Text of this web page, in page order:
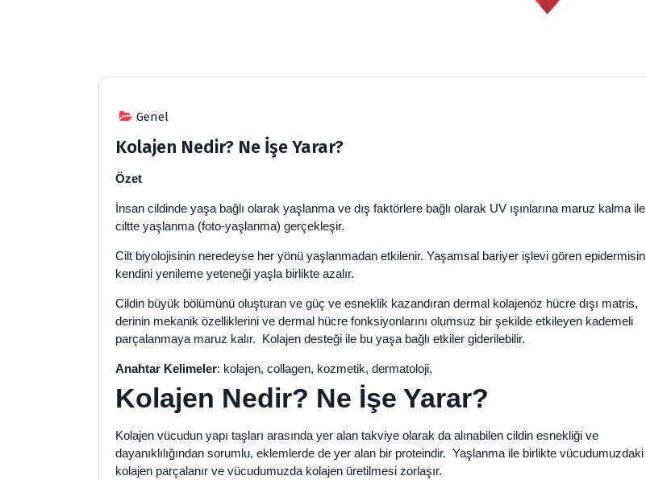
Genel
Kolajen Nedir? Ne İşe Yarar?
Özet
İnsan cildinde yaşa bağlı olarak yaşlanma ve dış faktörlere bağlı olarak UV ışınlarına maruz kalma ile
ciltte yaşlanma (foto-yaşlanma) gerçekleşir.
Cilt biyolojisinin neredeyse her yönü yaşlanmadan etkilenir. Yaşamsal bariyer işlevi gören epidermisin
kendini yenileme yeteneği yaşla birlikte azalır.
Cildin büyük bölümünü oluşturan ve güç ve esneklik kazandıran dermal kolajenöz hücre dışı matris,
derinin mekanik özelliklerini ve dermal hücre fonksiyonlarını olumsuz bir şekilde etkileyen kademeli
parçalanmaya maruz kalır. Kolajen desteği ile bu yaşa bağlı etkiler giderilebilir.
Anahtar Kelimeler: kolajen, collagen, kozmetik, dermatoloji,
Kolajen Nedir? Ne İşe Yarar?
Kolajen vücudun yapı taşları arasında yer alan takviye olarak da alınabilen cildin esnekliği ve
dayanıklılığından sorumlu, eklemlerde de yer alan bir proteindir. Yaşlanma ile birlikte vücudumuzdaki
kolajen parçalanır ve vücudumuzda kolajen üretilmesi zorlaşır.